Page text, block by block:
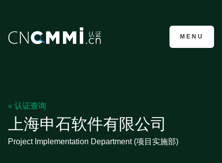
CMMI认证咨询
MENU
« 认证查询
上海申石软件有限公司
Project Implementation Department (项目实施部)